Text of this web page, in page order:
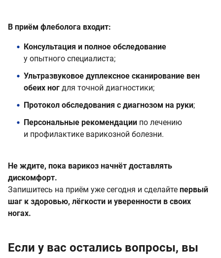
В приём флеболога входит:
Консультация и полное обследование
у опытного специалиста;
Ультразвуковое дуплексное сканирование вен
обеих ног для точной диагностики;
Протокол обследования с диагнозом на руки;
Персональные рекомендации по лечению
и профилактике варикозной болезни.
Не ждите, пока варикоз начнёт доставлять
дискомфорт.
Запишитесь на приём уже сегодня и сделайте первый
шаг к здоровью, лёгкости и уверенности в своих
ногах.
Если у вас остались вопросы, вы